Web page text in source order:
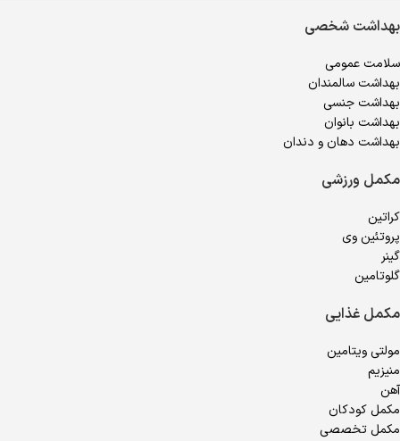
بهداشت شخصی
سلامت عمومی
بهداشت سالمندان
بهداشت جنسی
بهداشت بانوان
بهداشت دهان و دندان
مکمل ورزشی
کراتین
پروتئین وی
گینر
گلوتامین
مکمل غذایی
مولتی ویتامین
منیزیم
آهن
مکمل کودکان
مکمل تخصصی